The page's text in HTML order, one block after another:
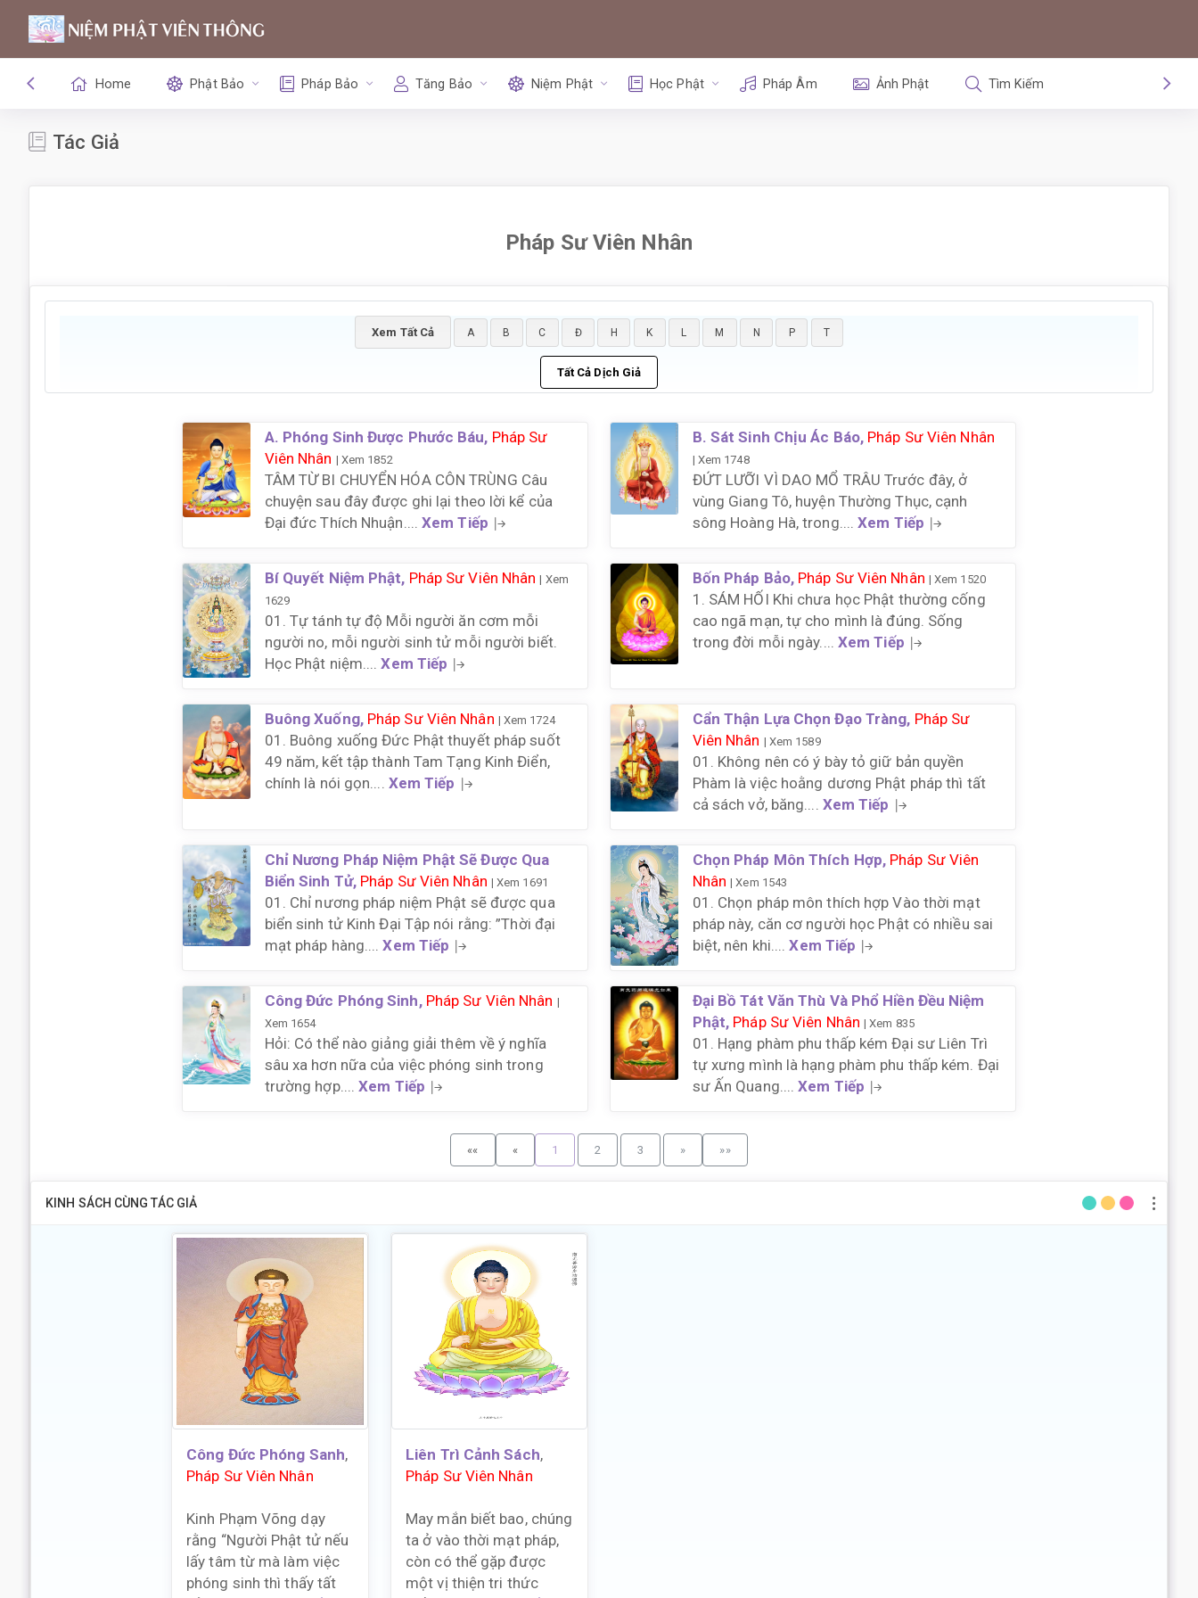
Home Phật Bảo Pháp Bảo Tăng Bảo Niệm Phật Học Phật Pháp Âm Ảnh Phật Tìm Kiếm
Tác Giả
Pháp Sư Viên Nhân
Xem Tất Cả A B C Đ H K L M N P T
Tất Cả Dịch Giả
A. Phóng Sinh Được Phước Báu, Pháp Sư
Viên Nhân | Xem 1852
TÂM TỪ BI CHUYỂN HÓA CÔN TRÙNG Câu
chuyện sau đây được ghi lại theo lời kể của
Đại đức Thích Nhuận....Xem Tiếp
B. Sát Sinh Chịu Ác Báo, Pháp Sư Viên Nhân
| Xem 1748
ĐỨT LƯỠI VÌ DAO MỔ TRÂU Trước đây, ở
vùng Giang Tô, huyện Thường Thục, cạnh
sông Hoàng Hà, trong....Xem Tiếp
Bí Quyết Niệm Phật, Pháp Sư Viên Nhân | Xem
1629
01. Tự tánh tự độ Mỗi người ăn cơm mỗi
người no, mỗi người sinh tử mỗi người biết.
Học Phật niệm....Xem Tiếp
Bốn Pháp Bảo, Pháp Sư Viên Nhân | Xem 1520
1. SÁM HỐI Khi chưa học Phật thường cống
cao ngã mạn, tự cho mình là đúng. Sống
trong đời mỗi ngày.... Xem Tiếp
Buông Xuống, Pháp Sư Viên Nhân | Xem 1724
01. Buông xuống Đức Phật thuyết pháp suốt
49 năm, kết tập thành Tam Tạng Kinh Điển,
chính là nói gọn.... Xem Tiếp
Cẩn Thận Lựa Chọn Đạo Tràng, Pháp Sư
Viên Nhân | Xem 1589
01. Không nên có ý bày tỏ giữ bản quyền
Phàm là việc hoằng dương Phật pháp thì tất
cả sách vở, băng.... Xem Tiếp
Chỉ Nương Pháp Niệm Phật Sẽ Được Qua
Biển Sinh Tử, Pháp Sư Viên Nhân | Xem 1691
01. Chỉ nương pháp niệm Phật sẽ được qua
biển sinh tử Kinh Đại Tập nói rằng: ”Thời đại
mạt pháp hàng....Xem Tiếp
Chọn Pháp Môn Thích Hợp, Pháp Sư Viên
Nhân | Xem 1543
01. Chọn pháp môn thích hợp Vào thời mạt
pháp này, căn cơ người học Phật có nhiều sai
biệt, nên khi....Xem Tiếp
Công Đức Phóng Sinh, Pháp Sư Viên Nhân |
Xem 1654
Hỏi: Có thể nào giảng giải thêm về ý nghĩa
sâu xa hơn nữa của việc phóng sinh trong
trường hợp....Xem Tiếp
Đại Bồ Tát Văn Thù Và Phổ Hiền Đều Niệm
Phật, Pháp Sư Viên Nhân | Xem 835
01. Hạng phàm phu thấp kém Đại sư Liên Trì
tự xưng mình là hạng phàm phu thấp kém. Đại
sư Ấn Quang....Xem Tiếp
«« « 1 2 3 » »»
KINH SÁCH CÙNG TÁC GIẢ
Công Đức Phóng Sanh,
Pháp Sư Viên Nhân
Kinh Phạm Võng dạy
rằng “Người Phật tử nếu
lấy tâm từ mà làm việc
phóng sinh thì thấy tất
Liên Trì Cảnh Sách,
Pháp Sư Viên Nhân
May mắn biết bao, chúng
ta ở vào thời mạt pháp,
còn có thể gặp được
một vị thiện tri thức